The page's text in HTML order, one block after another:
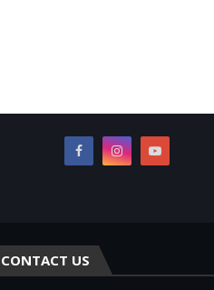
CONTACT US